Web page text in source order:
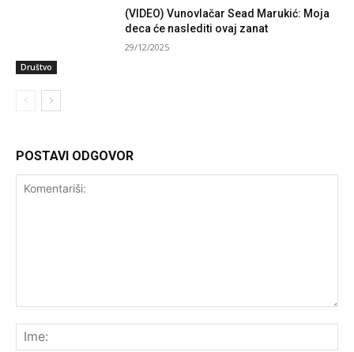
Društvo
(VIDEO) Vunovlačar Sead Marukić: Moja
deca će naslediti ovaj zanat
29/12/2025
POSTAVI ODGOVOR